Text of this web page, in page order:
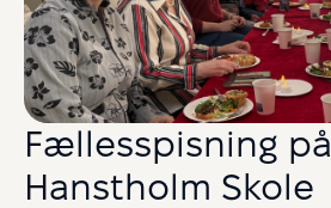
Fællesspisning på
Hanstholm Skole